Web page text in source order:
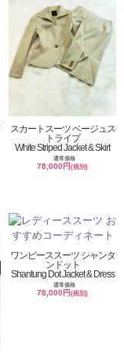
スカートスーツ ベージュス
トライプ
White Striped Jacket & Skirt
通常価格
78,000円(税別)
ワンピーススーツ シャンタ
ンドット
Shantung Dot Jacket & Dress
通常価格
78,000円(税別)